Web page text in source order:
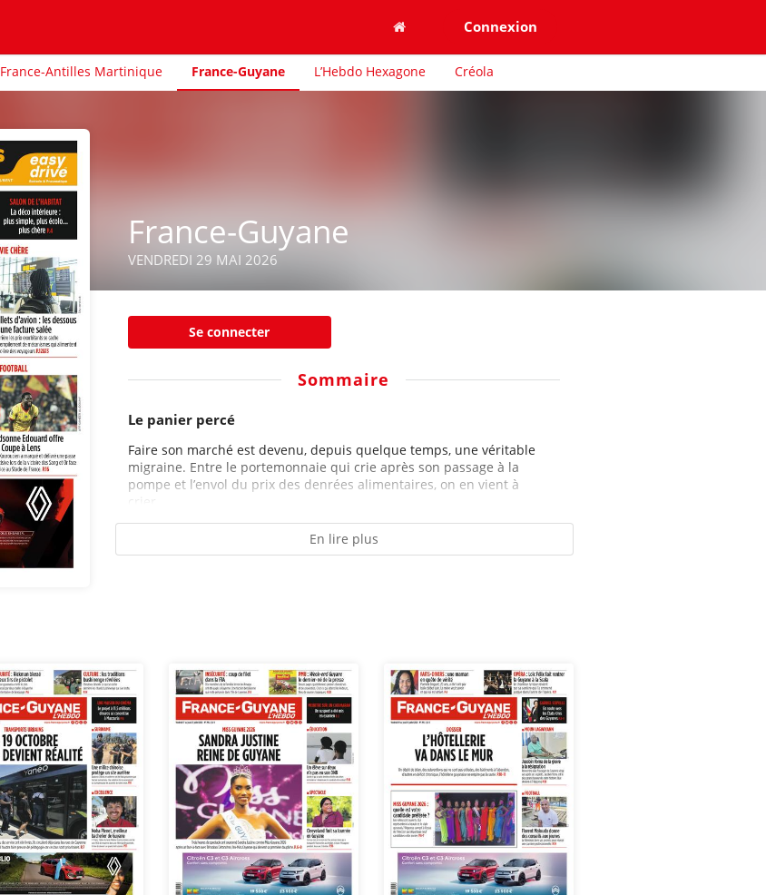
Connexion
France-Antilles Martinique France-Guyane L’Hebdo Hexagone Créola
France-Guyane
VENDREDI 29 MAI 2026
Se connecter
Sommaire
Le panier percé
Faire son marché est devenu, depuis quelque temps, une véritable
migraine. Entre le portemonnaie qui crie après son passage à la
pompe et l’envol du prix des denrées alimentaires, on en vient à
En lire plus